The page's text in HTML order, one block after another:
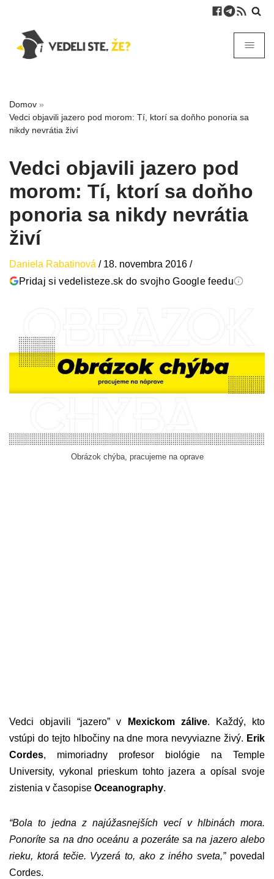
Domov »
Vedci objavili jazero pod morom: Tí, ktorí sa doňho ponoria sa
nikdy nevrátia živí
Vedci objavili jazero pod
morom: Tí, ktorí sa doňho
ponoria sa nikdy nevrátia
živí
Daniela Rabatinová / 18. novembra 2016 /
Pridaj si vedelisteze.sk do svojho Google feedu
Obrázok chýba, pracujeme na oprave
Vedci objavili “jazero” v Mexickom zálive. Každý, kto
vstúpi do tejto hlbočiny na dne mora nevyviazne živý. Erik
Cordes, mimoriadny profesor biológie na Temple
University, vykonal prieskum tohto jazera a opísal svoje
zistenia v časopise Oceanography.
“Bola to jedna z najúžasnejších vecí v hlbinách mora.
Ponoríte sa na dno oceánu a pozeráte sa na jazero alebo
rieku, ktorá tečie. Vyzerá to, ako z iného sveta,”povedal
Cordes.